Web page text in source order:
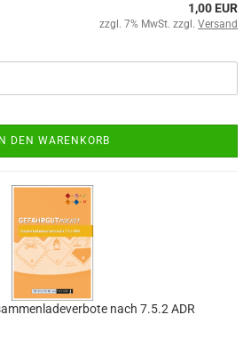
1,00 EUR
zzgl. 7% MwSt. zzgl. Versand
IN DEN WARENKORB
nach 7.5.2 ADR